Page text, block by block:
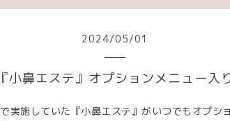
2024/05/01
『小鼻エステ』オプションメニュー入
実施していた『小鼻エステ』がいつでもオプシ